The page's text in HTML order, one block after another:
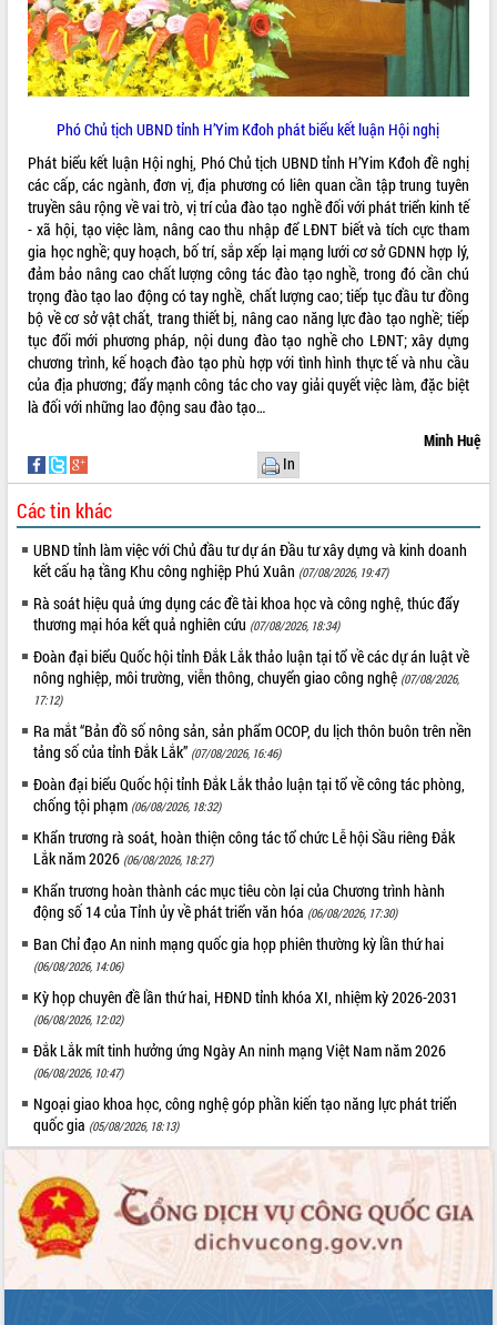
Đề án 06 tạo bước ngoặt đột phá trong
cải cách hành chính tỉnh Đắk Lắk
Kết nối tour, đẩy mạnh chuyển đổi số
để phát triển du lịch Đắk Lắk
tầng kỹ thuật Cụm công nghiệp Tân
Tiến
Gặp mặt các cơ quan báo chí nhân Kỷ
niệm 101 năm Ngày Báo chí Cách
mạng Việt Nam
Đắk Lắk sơ kết 4 năm triển khai thực
hiện Đề án 06 của Chính phủ
Họp báo thông tin về Hội nghị Công bố
Quy hoạch và Xúc tiến đầu tư tỉnh Đắk
Lắk
Khơi thông điểm nghẽn, đẩy nhanh
giải ngân vốn khắc phục thiên tai
hoạch tỉnh thời kỳ 2021-2030
Hội thảo góp ý hồ sơ điều chỉnh quy
hoạch tỉnh Đắk Lắk thời kỳ 2021-2030,
tầm nhìn đến năm 2050
Nâng cao hiệu quả hoạt động của các
doanh nghiệp nhà nước
Hội nghị triển khai kết nối mạng
truyền số liệu chuyên dùng phục vụ cơ
quan Đảng, Nhà nước
Lễ phát động chuỗi hoạt động chung
tay làm sạch môi trường
Xã Ea Kar bước chuyển mình trong
công tác cải cách hành chính mô hình
UBND tỉnh họp báo định kỳ tháng 4
năm 2026
Hội thảo khoa học “Giải pháp thúc đẩy
phát triển nền kinh tế xanh tại tỉnh
Đắk Lắk”
Tăng cường giám sát, đôn đốc thực
hiện nhiệm vụ quản lý tài sản công
hàng tuần
Tháo gỡ những vướng mắc, đẩy mạnh
công tác cải cách thủ tục hành chính
tại Trung tâm Phục vụ hành chính
công tỉnh
Đắk Lắk: Tôn vinh 46 giải pháp tại Hội
thi Sáng tạo Kỹ thuật 2024 - 2025
Đắk Lắk rà soát, điều chỉnh Đề án 190
về phát triển nuôi trồng thủy sản
Phó Chủ tịch UBND tỉnh Đắk Lắk
Trương Công Thái kiểm tra thực địa
Dự án cao tốc Khánh Hòa - Buôn Ma
Thuột
Phó Chủ tịch UBND tỉnh H’Yim Kđoh phát biểu kết luận Hội nghị
Phát biểu kết luận Hội nghị, Phó Chủ tịch UBND tỉnh H’Yim Kđoh đề nghị
các cấp, các ngành, đơn vị, địa phương có liên quan cần tập trung tuyên
truyền sâu rộng về vai trò, vị trí của đào tạo nghề đối với phát triển kinh tế
- xã hội, tạo việc làm, nâng cao thu nhập để LĐNT biết và tích cực tham
gia học nghề; quy hoạch, bố trí, sắp xếp lại mạng lưới cơ sở GDNN hợp lý,
đảm bảo nâng cao chất lượng công tác đào tạo nghề, trong đó cần chú
trọng đào tạo lao động có tay nghề, chất lượng cao; tiếp tục đầu tư đồng
bộ về cơ sở vật chất, trang thiết bị, nâng cao năng lực đào tạo nghề; tiếp
tục đổi mới phương pháp, nội dung đào tạo nghề cho LĐNT; xây dựng
chương trình, kế hoạch đào tạo phù hợp với tình hình thực tế và nhu cầu
của địa phương; đẩy mạnh công tác cho vay giải quyết việc làm, đặc biệt
là đối với những lao động sau đào tạo…
Minh Huệ
In
Các tin khác
UBND tỉnh làm việc với Chủ đầu tư dự án Đầu tư xây dựng và kinh doanh
kết cấu hạ tầng Khu công nghiệp Phú Xuân (07/08/2026, 19:47)
Rà soát hiệu quả ứng dụng các đề tài khoa học và công nghệ, thúc đẩy
thương mại hóa kết quả nghiên cứu (07/08/2026, 18:34)
Đoàn đại biểu Quốc hội tỉnh Đắk Lắk thảo luận tại tổ về các dự án luật về
nông nghiệp, môi trường, viễn thông, chuyển giao công nghệ (07/08/2026,
17:12)
Ra mắt “Bản đồ số nông sản, sản phẩm OCOP, du lịch thôn buôn trên nền
tảng số của tỉnh Đắk Lắk” (07/08/2026, 16:46)
Đoàn đại biểu Quốc hội tỉnh Đắk Lắk thảo luận tại tổ về công tác phòng,
chống tội phạm (06/08/2026, 18:32)
Khẩn trương rà soát, hoàn thiện công tác tổ chức Lễ hội Sầu riêng Đắk
Lắk năm 2026 (06/08/2026, 18:27)
Khẩn trương hoàn thành các mục tiêu còn lại của Chương trình hành
động số 14 của Tỉnh ủy về phát triển văn hóa (06/08/2026, 17:30)
Ban Chỉ đạo An ninh mạng quốc gia họp phiên thường kỳ lần thứ hai
(06/08/2026, 14:06)
Kỳ họp chuyên đề lần thứ hai, HĐND tỉnh khóa XI, nhiệm kỳ 2026-2031
(06/08/2026, 12:02)
Đắk Lắk mít tinh hưởng ứng Ngày An ninh mạng Việt Nam năm 2026
(06/08/2026, 10:47)
Ngoại giao khoa học, công nghệ góp phần kiến tạo năng lực phát triển
quốc gia (05/08/2026, 18:13)